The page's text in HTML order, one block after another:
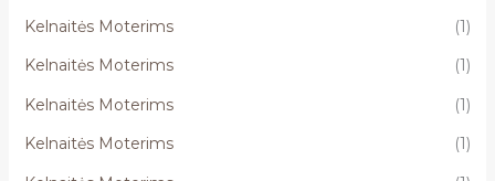
Kelnaitės Moterims
(1)
Kelnaitės Moterims
(1)
Kelnaitės Moterims
(1)
Kelnaitės Moterims
(1)